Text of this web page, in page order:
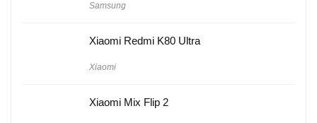
Samsung
Xiaomi Redmi K80 Ultra
Xiaomi
Xiaomi Mix Flip 2